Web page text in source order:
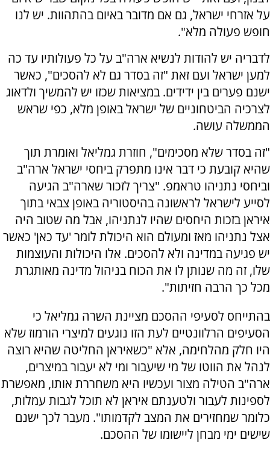
על אזרחי ישראל, גם אם מדובר באיום בהתהוות. יש לנו
חופש פעולה מלא".
לדבריה יש להודות לנשיא ארה"ב על כל פעולותיו עד כה
למען ישראל ועם זאת "זה בסדר גם לא להסכים", כאשר
ישנם פערים בין ידידים. במציאות שכזו יש להמשיך ולדאוג
לצרכיה הביטחוניים של ישראל באופן מלא, כפי שראש
הממשלה עושה.
"זה בסדר שלא מסכימים", חוזרת גמליאל ואומרת תוך
שהיא קובעת כי דבר אינו מתפרק ביחסי ישראל ארה"ב
וביחסי נתניהו טראמפ. "צריך לזכור שארה"ב הגיעה
לסייע לישראל לראשונה בהיסטוריה באופן צבאי בתוך
איראן בזכות היחסים שהיו לנתניהו, אבל מה שטוב היה
אצל נתניהו מאז ומעולם הוא היכולת לומר 'עד כאן' כאשר
יש פגיעה במדינה ולא להסכים. אלו היכולות והעוצמות
שלו, זה מה שנותן לו את הכוח בניהול מדינה מאותגרת
מכל כך הרבה חזיתות".
בהתייחס לסעיפי ההסכם מציינת השרה גמליאל כי
הסעיפים הרלוונטיים לעת הזו נוגעים למיצרי הורמוז שלא
היו חלק מהלחימה, אלא "כשאיראן החליטה שהיא רוצה
לנהל את הווטו של מי שיעבור ומי לא יעבור במיצרים,
ארה"ב הטילה מצור ועכשיו היא משחררת אותו, מאפשרת
לספינות לעבור ולטענתם איראן לא תוכל לגבות עמלות,
כלומר שמחזירים את המצב לקדמותו". מעבר לכך ישנם
שישים ימי מבחן ליישומו של ההסכם.